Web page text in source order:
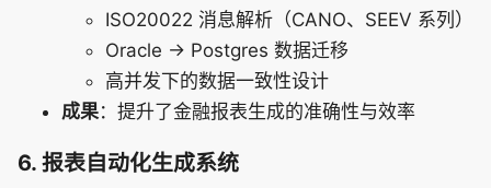
ISO20022 消息解析（CANO、SEEV 系列）
Oracle → Postgres 数据迁移
高并发下的数据一致性设计
成果：提升了金融报表生成的准确性与效率
6. 报表自动化生成系统